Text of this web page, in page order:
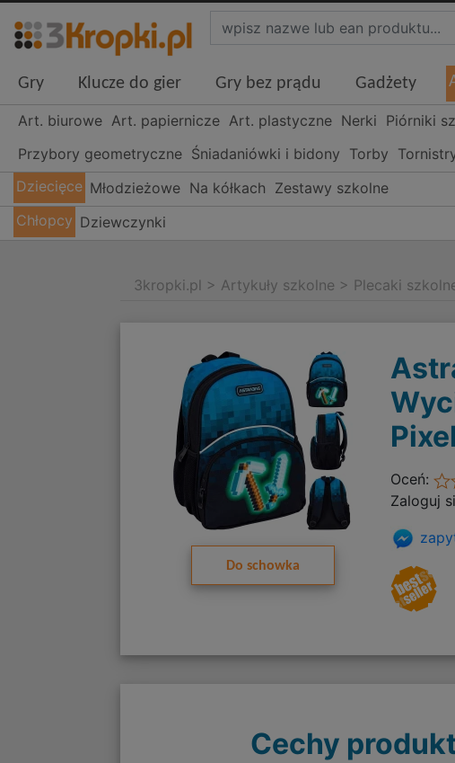
Gry Klucze do gier Gry bez prądu Gadżety
Art. biurowe Art. papiernicze Art. plastyczne Nerki Piórniki
Przybory geometryczne Śniadaniówki i bidony Torby
Dziecięce Młodzieżowe Na kółkach Zestawy szkolne
Chłopcy Dziewczynki
3kropki.pl > Artykuły szkolne > Plecaki
Do schowka
Oceń:
Zaloguj
Cechy